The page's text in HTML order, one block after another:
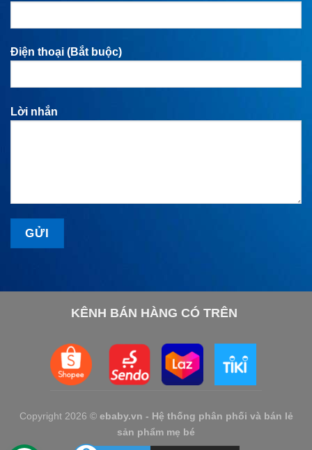
Điện thoại (Bắt buộc)
Lời nhắn
KÊNH BÁN HÀNG CÓ TRÊN
Copyright 2026 © ebaby.vn - Hệ thống phân phối và bán lẻ
sản phẩm mẹ bé